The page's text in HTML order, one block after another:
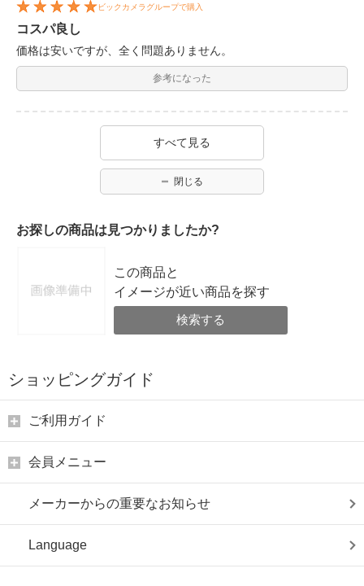
ビックカメラグループで購入
コスパ良し
価格は安いですが、全く問題ありません。
参考になった
すべて見る
閉じる
お探しの商品は見つかりましたか?
この商品と
イメージが近い商品を探す
検索する
ショッピングガイド
ご利用ガイド
会員メニュー
メーカーからの重要なお知らせ
Language